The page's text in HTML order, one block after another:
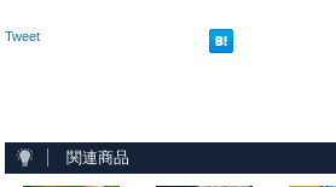
Tweet
関連商品